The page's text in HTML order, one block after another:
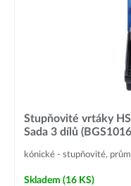
Stupňovité vrtáky
Sada 3 dílů
kónické - stupňovité,
Skladem (16 KS)